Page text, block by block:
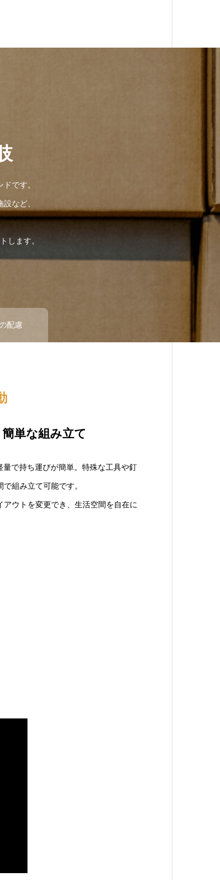
です。
など、
します。
配慮
単な組み立て
で持ち運びが簡単。特殊な工具や釘
組み立て可能です。
アウトを変更でき、生活空間を自在に
と機能性
しいデザイン
風合いを活かし、シンプルでエレガン
Roomは、どんなインテリアにもマ
的な機能性を両立した製品を提供しま
の一歩持続可能な未来
てリサイクル可能な素材で作られて
やさしいリサイクルプロセスにより、